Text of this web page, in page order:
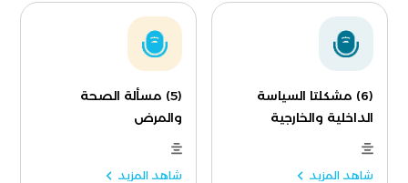
(6) مشكلتا السياسة
الداخلية والخارجية
شاهد المزيد
(5) مسألة الصحة
والمرض
شاهد المزيد